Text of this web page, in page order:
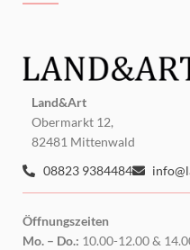
Land&Art
Obermarkt 12,
82481 Mittenwald
08823 9384484
Öffnungszeiten
Mo. – Do.: 10.00-12.00 &